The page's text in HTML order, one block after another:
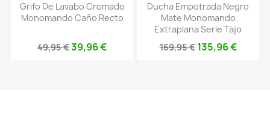
Grifo De Lavabo Cromado
Monomando Caño Recto
49,95 €39,96 €
Ducha Empotrada Negro
Mate Monomando
Extraplana Serie Tajo
169,95 € 135,96 €